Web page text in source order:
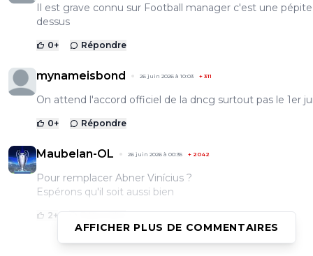
Il est grave connu sur Football manager c'est une pépite
dessus
0+ Répondre
mynameisbond 26 juin 2026 à 10:03 + 311
On attend l'accord officiel de la dncg surtout pas le 1er
0+ Répondre
Maubelan-OL 26 juin 2026 à 00:35 + 2042
Pour remplacer Abner Vinícius ?
Espérons qu'il soit aussi bien
2+ Répondre
AFFICHER PLUS DE COMMENTAIRES